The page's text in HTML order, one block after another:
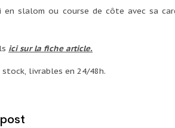
en slalom ou course de côte avec sa
ici sur la fiche article.
livrables en 24/48h.